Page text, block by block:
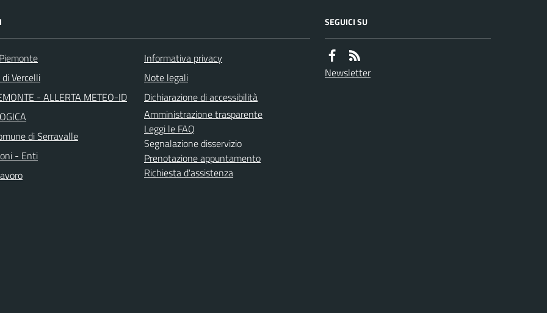
Vercelli
- ALLERTA METEO-ID
di Serravalle
- Enti
Informativa privacy
Note legali
Dichiarazione di accessibilità
Amministrazione trasparente
Leggi le FAQ
Segnalazione disservizio
Prenotazione appuntamento
Richiesta d'assistenza
SEGUICI SU
Newsletter